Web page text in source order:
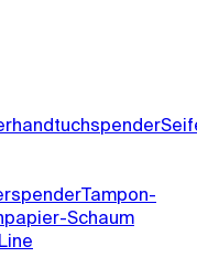
Tampon-
Schaum